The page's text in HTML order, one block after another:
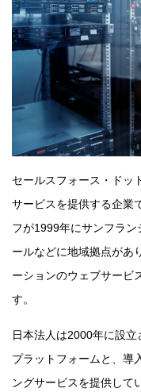
セールスフォース・ドッ
サービスを提供する企業
フが1999年にサンフラ
ールなどに地域拠点があ
ーションのウェブサービ
す。
日本法人は2000年に設
プラットフォームと、導
ングサービスを提供して